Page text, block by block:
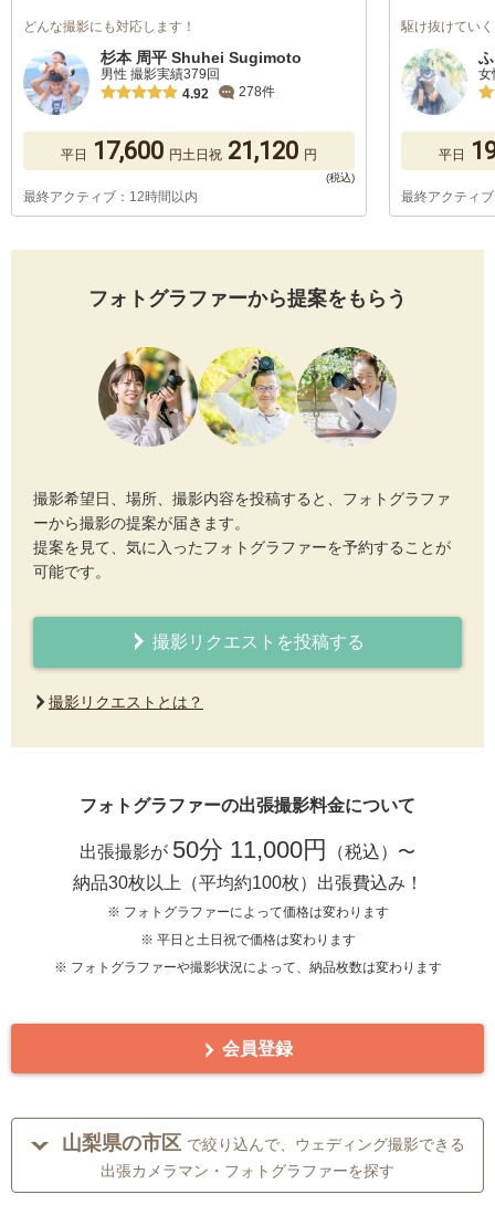
どんな撮影にも対応します！
杉本 周平 Shuhei Sugimoto
男性 撮影実績379回
4.92
278件
平日 17,600 円土日祝 21,120 円
最終アクティブ：12時間以内
駆け抜けてい
女
平日
最終アクティ
フォトグラファーから提案をもらう
撮影希望日、場所、撮影内容を投稿すると、フォトグラファ
ーから撮影の提案が届きます。
提案を見て、気に入ったフォトグラファーを予約することが
可能です。
撮影リクエストを投稿する
撮影リクエストとは？
フォトグラファーの出張撮影料金について
出張撮影が 50分 11,000円
（税込）〜
納品30枚以上（平均約100枚）出張費込み！
※ フォトグラファーによって価格は変わります
※ 平日と土日祝で価格は変わります
※ フォトグラファーや撮影状況によって、納品枚数は変わります
会員登録
山梨県の市区 で絞り込んで、ウェディング撮影できる
出張カメラマン・フォトグラファーを探す